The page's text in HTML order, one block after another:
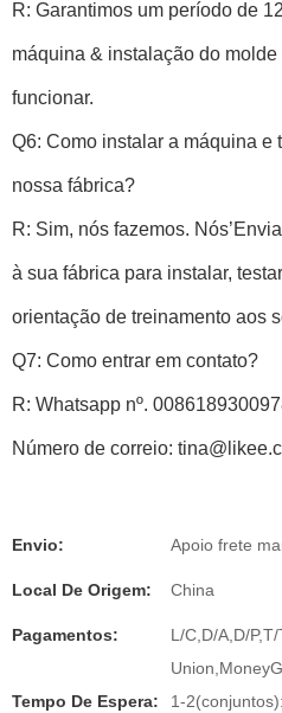
R: Garantimos um período de
máquina & instalação do
funcionar.
Q6: Como instalar a máquina e
nossa fábrica?
R: Sim, nós fazemos.
à sua fábrica para instalar,
orientação de treinamento aos
Q7: Como entrar em contato?
R: Whatsapp nº.
Número de correio:
Envio: Apoio frete
Local De Origem: China
Pagamentos:
L/C,D/A,D/
Tempo De Espera:
1-